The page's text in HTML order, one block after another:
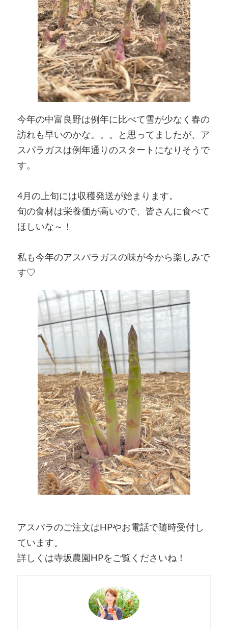
今年の中富良野は例年に比べて雪が少なく春の
訪れも早いのかな。。。と思ってましたが、ア
スパラガスは例年通りのスタートになりそうで
す。
4月の上旬には収穫発送が始まります。
旬の食材は栄養価が高いので、皆さんに食べて
ほしいな～！
私も今年のアスパラガスの味が今から楽しみで
す♡
アスパラのご注文はHPやお電話で随時受付し
ています。
詳しくは寺坂農園HPをご覧くださいね！